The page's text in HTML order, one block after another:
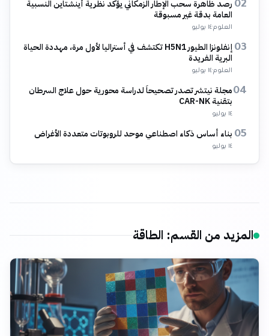
02 رصد ظاهرة سحب الإطار الزمكاني يؤكد نظرية أينشتاين النسبية
العامة بدقة غير مسبوقة
العلوم·١٤ يوليو
03
إنفلونزا الطيور H5N1 تكتشف في أستراليا لأول مرة، مهددة الحياة
البرية الفريدة
العلوم·١٤ يوليو
04مجلة نيتشر تصدر تصحيحاً لدراسة محورية حول علاج السرطان
بتقنية CAR-NK
١٤ يوليو
05 بناء أساس ذكاء اصطناعي موحد للروبوتات متعددة الأغراض
١٤ يوليو
المزيد من القسم: الطاقة